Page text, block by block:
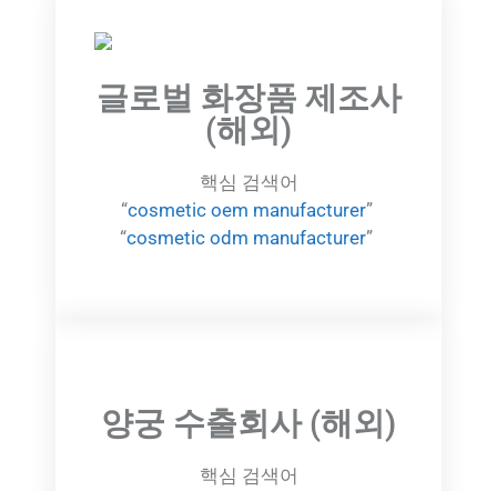
글로벌 화장품 제조사
(해외)
핵심 검색어
“cosmetic oem manufacturer”
“cosmetic odm manufacturer”
양궁 수출회사 (해외)
핵심 검색어